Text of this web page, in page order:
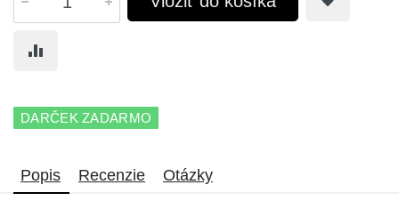
DARČEK ZADARMO
Popis Recenzie Otázky